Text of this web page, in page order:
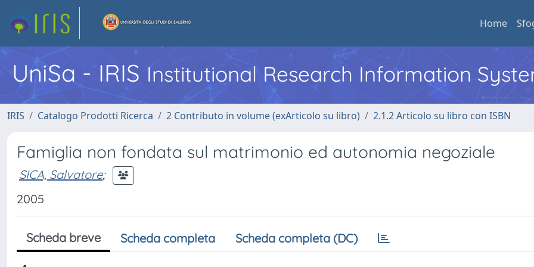
Home
UniSa - IRIS Institutional Research Information
IRIS Catalogo Prodotti Ricerca 2 Contributo in volume (exArticolo su libro) 2.1.2 Articolo su libro con ISBN
Famiglia non fondata sul matrimonio ed autonomia negoziale
SICA, Salvatore;
2005
Scheda breve Scheda completa Scheda completa (DC)